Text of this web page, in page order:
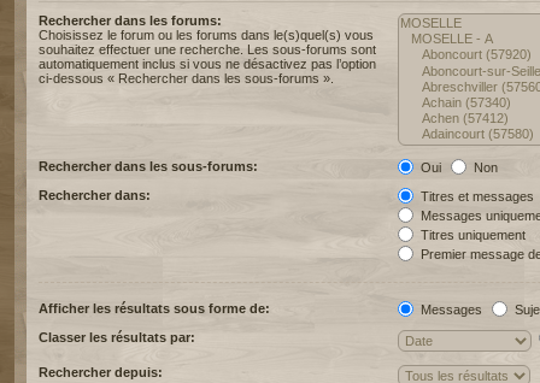
Rechercher dans les forums:
Choisissez le forum ou les forums dans le(s)quel(s) vous
souhaitez effectuer une recherche. Les sous-forums sont
automatiquement inclus si vous ne désactivez pas l’option
ci-dessous « Rechercher dans les sous-forums ».
Rechercher dans les sous-forums: Oui
Non
Rechercher dans:
Titres et messages
Messages
Titres uniquement
Premier message
Afficher les résultats sous forme de: Messages
Classer les résultats par:
Rechercher depuis: